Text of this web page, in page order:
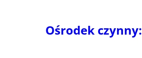
Ośrodek czynny: